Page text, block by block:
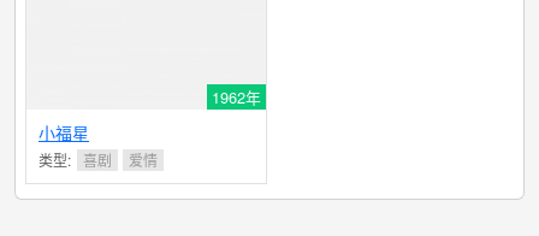
1962年
小福星
类型: 喜剧 爱情